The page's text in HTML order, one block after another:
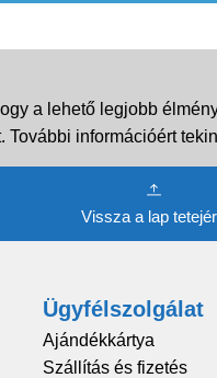
a lehető legjobb
információért
Vissza a lap
Ügyfélszolgálat
Ajándékkártya
Szállítás és fizetés